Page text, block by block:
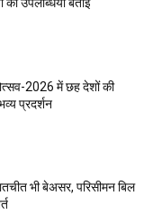
2026 में छह देशों की
प्रदर्शन
भी बेअसर, परिसीमन बिल